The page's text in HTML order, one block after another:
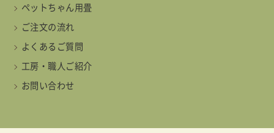
ペットちゃん用畳
ご注文の流れ
よくあるご質問
工房・職人ご紹介
お問い合わせ